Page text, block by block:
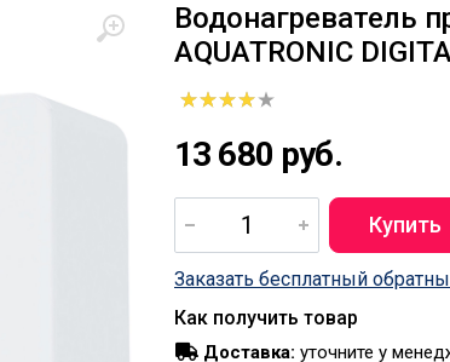
Водонагреватель
AQUATRONIC
13 680 руб.
Заказать бесплатный
Как получить товар
Доставка: уточните у